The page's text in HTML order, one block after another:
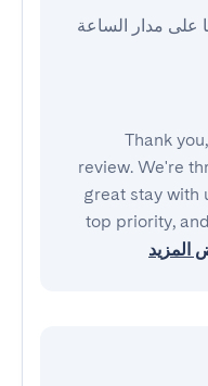
Thank
review. We're
great stay with
top priority,
المزيد